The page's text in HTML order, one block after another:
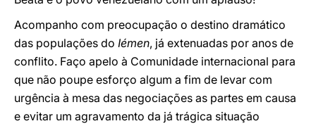
Acompanho com preocupação o destino dramático
das populações do Iémen, já extenuadas por anos de
conflito. Faço apelo à Comunidade internacional para
que não poupe esforço algum a fim de levar com
urgência à mesa das negociações as partes em causa
e evitar um agravamento da já trágica situação